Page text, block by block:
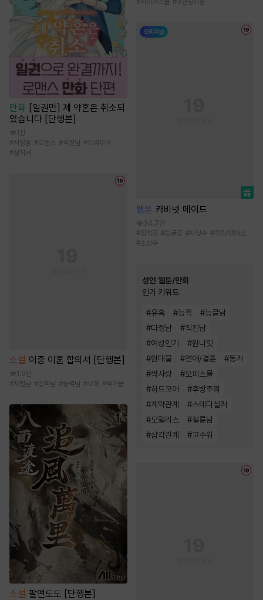
만화 [일권만] 제 약혼은 취소되
었습니다 [단행본]
1천
#서양풍 #로맨스 #직진남 #트라우마
#상처녀
소설 이중 이혼 합의서 [단행본]
1.9만
# 재벌남 #집착남 #능력남 #오해 #육아물
소설 팔면도도 [단행본]
#시리어스물 #3인칭시점
웹툰 캐비넷 메이드
34.7만
#집착공 #능글공 #자낮수 #학원/캠퍼스
#소심수
성인 웹툰/만화
인기 키워드
#유혹 #능욕 #능글남
#다정남 #직진남
#여성인기 #원나잇
#현대물 #연애/결혼 #동거
#짝사랑 #오피스물
#하드코어 #후방주의
#계약관계 #스테디셀러
#모럴리스 #절륜남
#삼각관계 #고수위